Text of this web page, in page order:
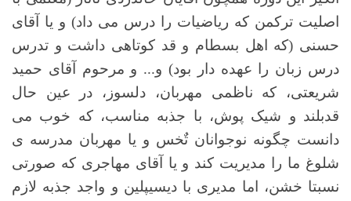
اصلیت ترکمن که ریاضیات را درس می داد) و یا آقای
حسنی (که اهل بسطام و قد کوتاهی داشت و تدرس
درس زبان را عهده دار بود) و... و مرحوم آقای حمید
شریعتی، که ناظمی مهربان، دلسوز، در عین حال
قدبلند و شیک پوش، با جذبه مناسب، که خوب می
دانست چگونه نوجوانان تٌخس و یا مهربان مدرسه ی
شلوغ ما را مدیریت کند و یا آقای مهاجری که صورتی
نسبتا خشن، اما مدیری با دیسیپلین و واجد جذبه لازم